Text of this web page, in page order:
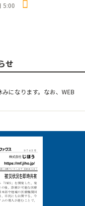
5:00
せ
になります。なお、WEB